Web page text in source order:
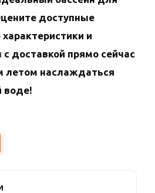
доступные
и
доставкой прямо сейчас
летом наслаждаться
воде!